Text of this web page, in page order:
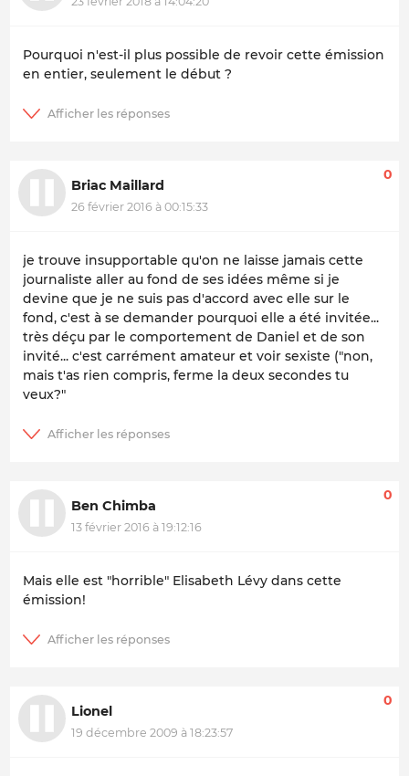
Pourquoi n'est-il plus possible de revoir cette émission
en entier, seulement le début ?
Briac Maillard
26 février 2016 à 00:15:33
0
je trouve insupportable qu'on ne laisse jamais cette
journaliste aller au fond de ses idées même si je
devine que je ne suis pas d'accord avec elle sur le
fond, c'est à se demander pourquoi elle a été invitée...
très déçu par le comportement de Daniel et de son
invité... c'est carrément amateur et voir sexiste ("non,
mais t'as rien compris, ferme la deux secondes tu
veux?"
Ben Chimba
13 février 2016 à 19:12:16
0
Mais elle est "horrible" Elisabeth Lévy dans cette
émission!
Lionel
19 décembre 2009 à 18:23:57
0